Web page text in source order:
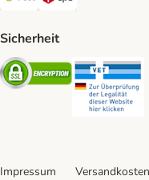
Sicherheit
Security
Impressum